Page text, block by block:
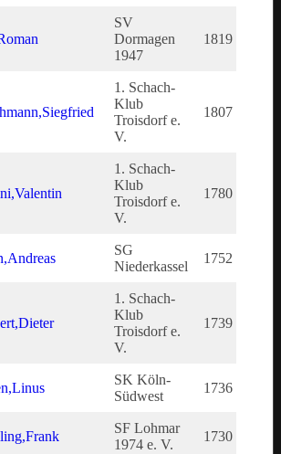
SV
Dormagen
1947
1819
1. Schach-
Klub
Troisdorf e.
V.
1807
1. Schach-
Klub
Troisdorf e.
V.
1780
SG
Niederkassel
1752
1. Schach-
Klub
Troisdorf e.
V.
1739
SK Köln-
Südwest
1736
SF Lohmar
1974 e. V.
1730